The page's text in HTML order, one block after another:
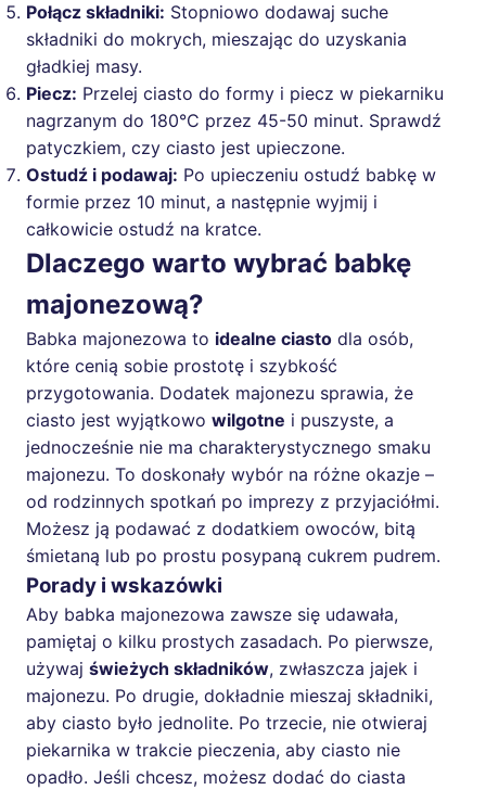
Połącz składniki: Stopniowo dodawaj suche
składniki do mokrych, mieszając do uzyskania
gładkiej masy.
Piecz: Przelej ciasto do formy i piecz w piekarniku
nagrzanym do 180°C przez 45-50 minut. Sprawdź
patyczkiem, czy ciasto jest upieczone.
Ostudź i podawaj: Po upieczeniu ostudź babkę w
formie przez 10 minut, a następnie wyjmij i
całkowicie ostudź na kratce.
Dlaczego warto wybrać babkę
majonezową?
Babka majonezowa to idealne ciasto dla osób,
które cenią sobie prostotę i szybkość
przygotowania. Dodatek majonezu sprawia, że
ciasto jest wyjątkowo wilgotne i puszyste, a
jednocześnie nie ma charakterystycznego smaku
majonezu. To doskonały wybór na różne okazje –
od rodzinnych spotkań po imprezy z przyjaciółmi.
Możesz ją podawać z dodatkiem owoców, bitą
śmietaną lub po prostu posypaną cukrem pudrem.
Porady i wskazówki
Aby babka majonezowa zawsze się udawała,
pamiętaj o kilku prostych zasadach. Po pierwsze,
używaj świeżych składników, zwłaszcza jajek i
majonezu. Po drugie, dokładnie mieszaj składniki,
aby ciasto było jednolite. Po trzecie, nie otwieraj
piekarnika w trakcie pieczenia, aby ciasto nie
opadło. Jeśli chcesz, możesz dodać do ciasta